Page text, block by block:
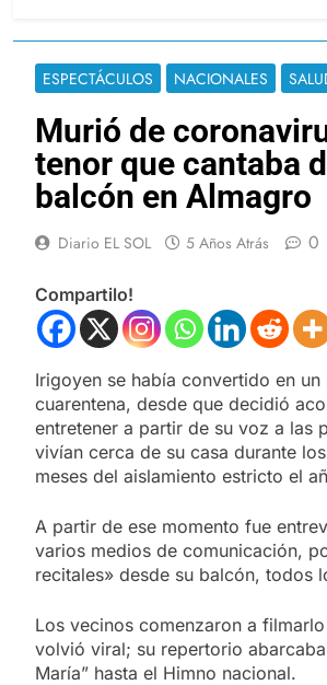
ESPECTÁCULOS NACIONALES
Murió de
tenor que cantaba
balcón en Almagro
Diario EL SOL 5 Años Atrás 0
Compartilo!
Irigoyen se había convertido en
cuarentena, desde que decidió
entretener a partir de su voz a las
vivían cerca de su casa durante
meses del aislamiento estricto el
A partir de ese momento fue
varios medios de comunicación,
recitales» desde su balcón, todos
Los vecinos comenzaron a
volvió viral; su repertorio abarcaba
María” hasta el Himno nacional.